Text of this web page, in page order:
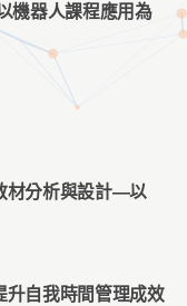
機器人課程應用為
材分析與設計—以
升自我時間管理成效